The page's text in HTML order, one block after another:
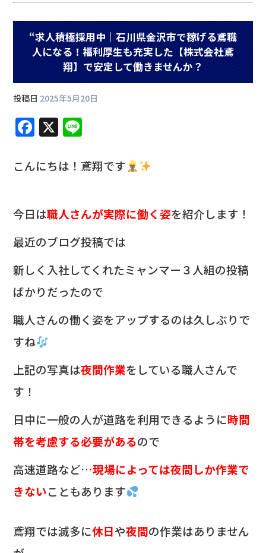
“求人積極採用中｜石川県金沢市で稼げる鳶職
人になる！福利厚生も充実した【株式会社鳶
翔】で安定して働きませんか？
投稿日 2025年5月20日
F
a
c
b
o
o
k
X
e
こんにちは！鳶翔です
今日は職人さんが実際に働く姿を紹介します！
最近のブログ投稿では
新しく入社してくれたミャンマー３人組の投稿
ばかりだったので
職人さんの働く姿をアップするのは久しぶりで
すね
上記の写真は夜間作業をしている職人さんで
す！
日中に一般の人が道路を利用できるように時間
帯を考慮する必要があるので
高速道路など…現場によっては夜間しか作業で
きないこともあります
鳶翔では滅多に休日や夜間の作業はありません